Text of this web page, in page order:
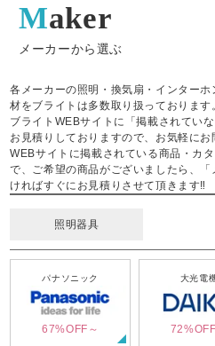
Maker
メーカーから選ぶ
各メーカーの照明・換気扇・インター
材をブライトは多数取り扱っております
ブライトWEBサイトに「掲載されてい
お見積りしておりますので、お気軽に
WEBサイトに掲載されている商品・カ
で、ご希望の商品がございましたら、
ければすぐにお見積りさせて頂きます‼
照明器具
パナソニック
67%OFF～
大光電